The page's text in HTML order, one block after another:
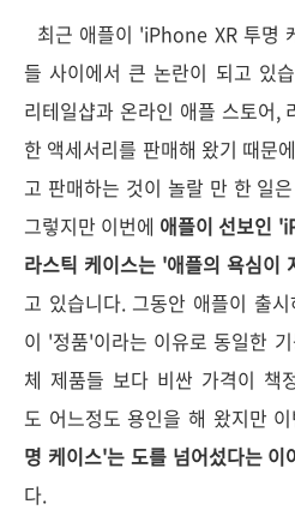
최근 애플이 'iPhone XR 투명
들 사이에서 큰 논란이 되고 있
리테일샵과 온라인 애플 스토어,
한 액세서리를 판매해 왔기 때문
고 판매하는 것이 놀랄 만 한 일
그렇지만 이번에 애플이 선보인
라스틱 케이스는 '애플의 욕심이
고 있습니다. 그동안 애플이 출
이 '정품'이라는 이유로 동일한
체 제품들 보다 비싼 가격이 책
도 어느정도 용인을 해 왔지만
명 케이스'는 도를 넘어섰다는 이
다.